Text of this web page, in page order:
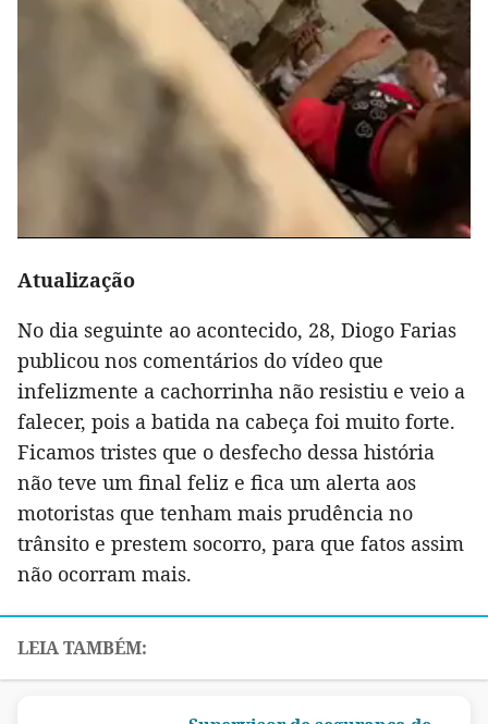
Atualização
No dia seguinte ao acontecido, 28, Diogo Farias
publicou nos comentários do vídeo que
infelizmente a cachorrinha não resistiu e veio a
falecer, pois a batida na cabeça foi muito forte.
Ficamos tristes que o desfecho dessa história
não teve um final feliz e fica um alerta aos
motoristas que tenham mais prudência no
trânsito e prestem socorro, para que fatos assim
não ocorram mais.